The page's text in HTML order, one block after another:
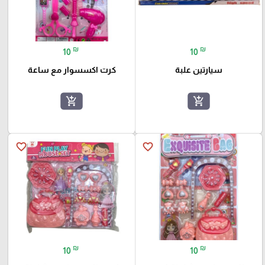
10 ₪
سيارتين علبة
add_shopping_cart
10 ₪
كرت اكسسوار مع ساعة
add_shopping_cart
favorite_border
10 ₪
favorite_border
10 ₪